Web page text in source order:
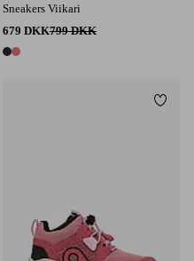
Sneakers Viikari
679 DKK799 DKK
2 farver
favoritter